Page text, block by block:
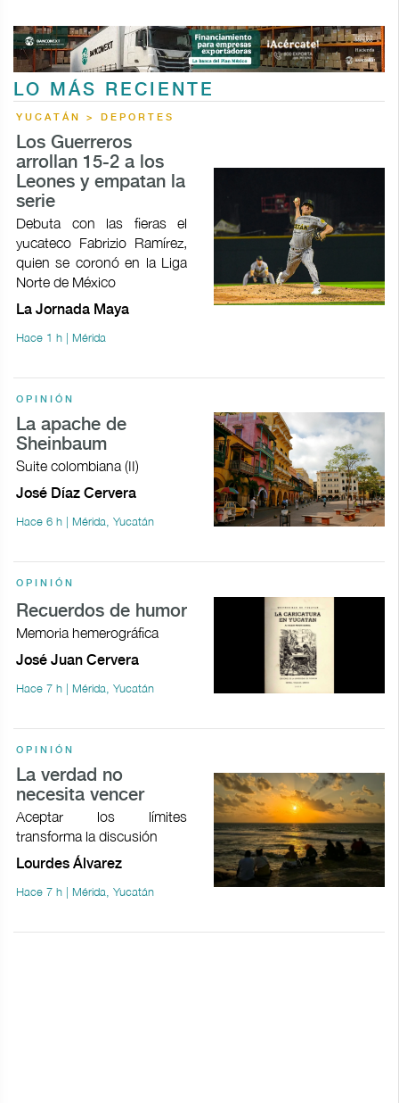
LO MÁS RECIENTE
YUCATÁN > DEPORTES
Los Guerreros
arrollan 15-2 a los
Leones y empatan la
serie
Debuta con las fieras el
yucateco Fabrizio Ramírez,
quien se coronó en la Liga
Norte de México
La Jornada Maya
Hace 1 h | Mérida
OPINIÓN
La apache de
Sheinbaum
Suite colombiana (II)
José Díaz Cervera
Hace 6 h | Mérida, Yucatán
OPINIÓN
Recuerdos de humor
Memoria hemerográfica
José Juan Cervera
Hace 7 h | Mérida, Yucatán
OPINIÓN
La verdad no
necesita vencer
Aceptar los límites
transforma la discusión
Lourdes Álvarez
Hace 7 h | Mérida, Yucatán